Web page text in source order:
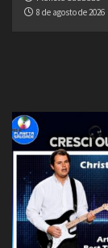
8 de agosto de 2026